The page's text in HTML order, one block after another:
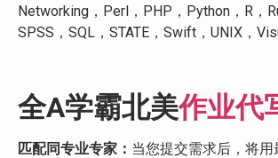
Networking，Perl，PHP，Python，R，
SPSS，SQL，STATE，Swift，UNIX，
全A学霸北美作业代
匹配同专业专家： 当您提交需求后，将